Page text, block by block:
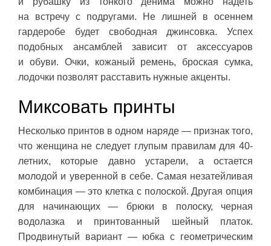
на встречу с подругами. Не лишней в осеннем
гардеробе будет свободная джинсовка. Успех
подобных ансамблей зависит от аксессуаров
и обуви. Очки, кожаный ремень, броская сумка,
лодочки позволят расставить нужные акценты.
Миксовать принты
Несколько принтов в одном наряде — признак того,
что женщина не следует глупым правилам для 40-
летних, которые давно устарели, а остается
молодой и уверенной в себе. Самая незатейливая
комбинация — это клетка с полоской. Другая опция
для начинающих — брюки в полоску, черная
водолазка и принтованный шейный платок.
Продвинутый вариант — юбка с геометрическим